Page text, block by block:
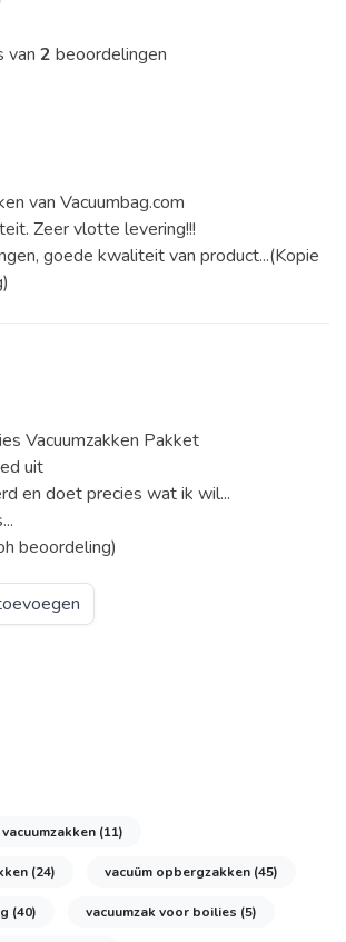
van 2 beoordelingen
van Vacuumbag.com
Zeer vlotte levering!!!
goede kwaliteit van product...(Kopie
Vacuumzakken Pakket
uit
en doet precies wat ik wil...
beoordeling)
(11)
(24) vacuüm opbergzakken (45)
(40) vacuumzak voor boilies (5)